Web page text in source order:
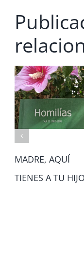
MADRE, AQUÍ
TIENES A TU HIJO